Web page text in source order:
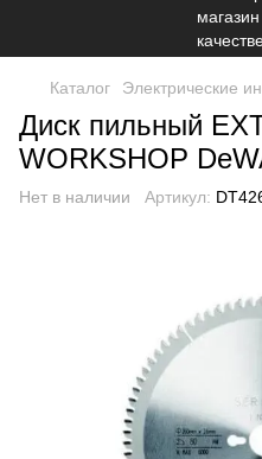
Каталог Электрические
Диск пильный
WORKSHOP
Нет в наличии Артикул: